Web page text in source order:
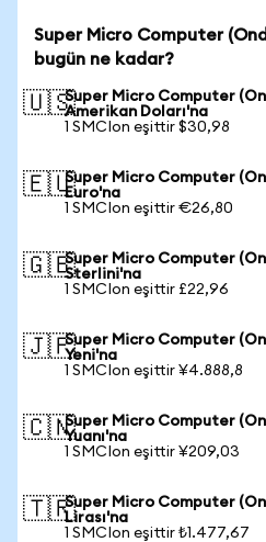
Super Micro Computer
bugün ne kadar?
🇺🇸Super Micro Computer
Amerikan Doları'na
1 SMCIon eşittir $30,98
🇪🇺Super Micro Computer
Euro'na
1 SMCIon eşittir €26,80
🇬🇧Super Micro Computer
Sterlini'na
1 SMCIon eşittir £22,96
🇯🇵Super Micro Computer
Yeni'na
1 SMCIon eşittir ¥4.888,8
🇨🇳Super Micro Computer
Yuanı'na
1 SMCIon eşittir ¥209,03
🇹🇷Super Micro Computer
Lirası'na
1 SMCIon eşittir ₺1.477,67